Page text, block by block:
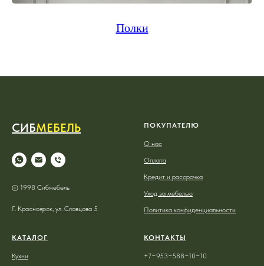
Полки
СИБМЕБЕЛЬ
© 1998 Сибмебель
Г. Красноярск, ул. Словцова 5
ПОКУПАТЕЛЮ
О нас
Оплата
Кредит и рассрочка
Уход за мебелью
Политика конфиденциальности
КАТАЛОГ
Кухни
КОНТАКТЫ
+7−953−588−10−10